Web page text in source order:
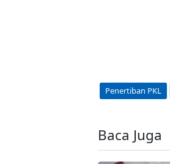
Penertiban PKL
Baca Juga